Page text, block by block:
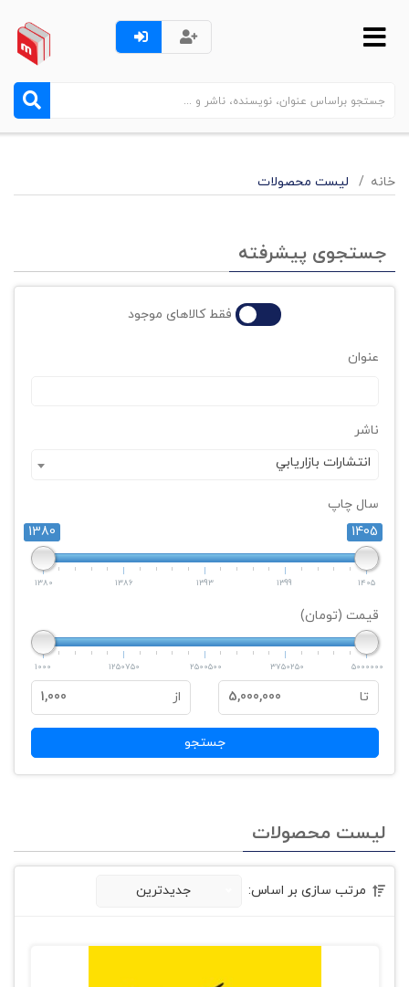
خانه لیست محصولات
جستجوی پیشرفته
فقط کالاهای موجود
عنوان
ناشر
انتشارات بازاريابي
سال چاپ
1380
1405
1380 1386 1393 1399 1405
قیمت (تومان)
1000 1250750 2500500 3750250 5000000
تا 5,000,000 از 1,000
جستجو
لیست محصولات
مرتب سازی بر اساس: جدیدترین